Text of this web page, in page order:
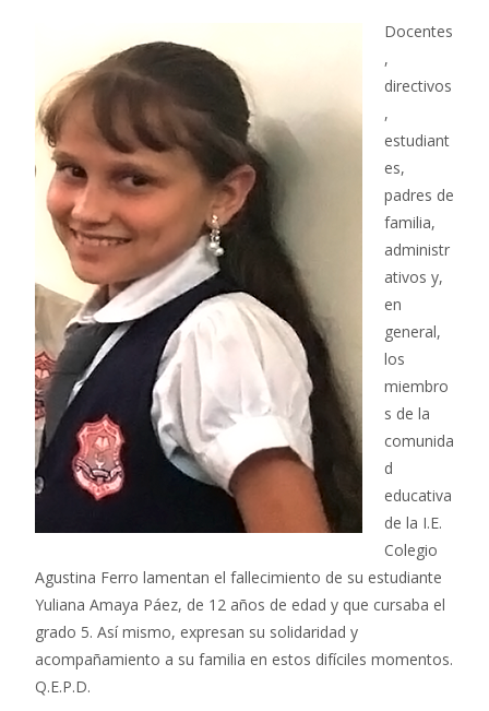
Docentes
,
directivos
,
estudiant
es,
padres de
familia,
administr
ativos y,
en
general,
los
miembro
s de la
comunida
d
educativa
de la I.E.
Colegio
Agustina Ferro lamentan el fallecimiento de su estudiante
Yuliana Amaya Páez, de 12 años de edad y que cursaba el
grado 5. Así mismo, expresan su solidaridad y
acompañamiento a su familia en estos difíciles momentos.
Q.E.P.D.